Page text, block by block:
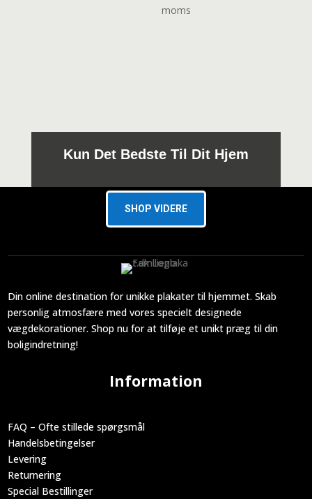
moms
Kun Det Bedste Til Dit Hjem
SHOP VIDERE
Din online destination for unikke plakater til hjemmet. Skab
personlig atmosfære med vores specielt designede
vægdekorationer. Shop nu for at tilføje et unikt præg til din
boligindretning!
Information
FAQ – Ofte stillede spørgsmål
Handelsbetingelser
Levering
Returnering
Special Bestillinger